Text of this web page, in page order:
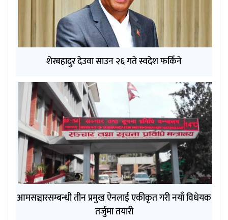
शेरबहादुर देउवा साउन २६ गते स्वदेश फर्किने
आमसञ्चारसम्बन्धी तीन प्रमुख ऐनलाई एकीकृत गरी नयाँ विधेयक
तर्जुमा तयारी